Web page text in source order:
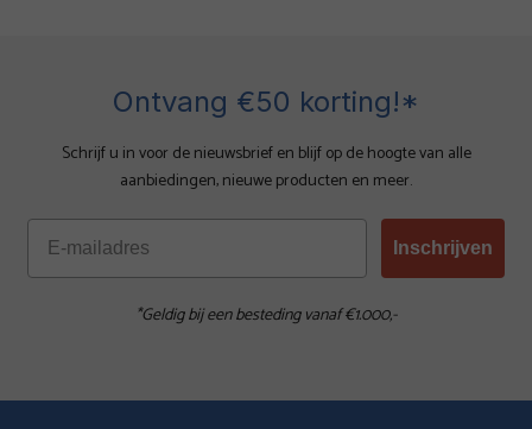
Ontvang €50 korting!*
Schrijf u in voor de nieuwsbrief en blijf op de hoogte van alle
aanbiedingen, nieuwe producten en meer.
Inschrijven
*Geldig bij een besteding vanaf €1.000,-